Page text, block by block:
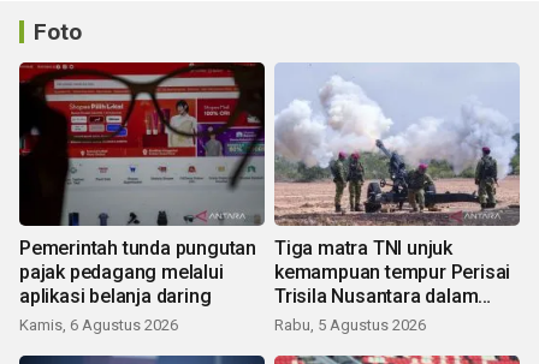
Foto
Pemerintah tunda pungutan
pajak pedagang melalui
aplikasi belanja daring
Kamis, 6 Agustus 2026
Tiga matra TNI unjuk
kemampuan tempur Perisai
Trisila Nusantara dalam
latihan di Kepri
Rabu, 5 Agustus 2026